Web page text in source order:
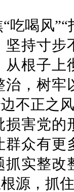
吃喝风
坚持寸
从根子
，树
不正之
害党
群众有
实整
源，抓